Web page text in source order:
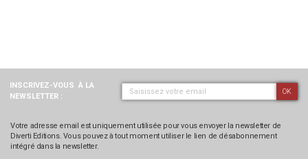
INSCRIVEZ-VOUS À LA
NEWSLETTER :
OK
Votre adresse email est uniquement utilisée pour vous envoyer la newsletter de
Diverti Editions. Vous pouvez à tout moment utiliser le lien de désabonnement
intégré dans la newsletter.